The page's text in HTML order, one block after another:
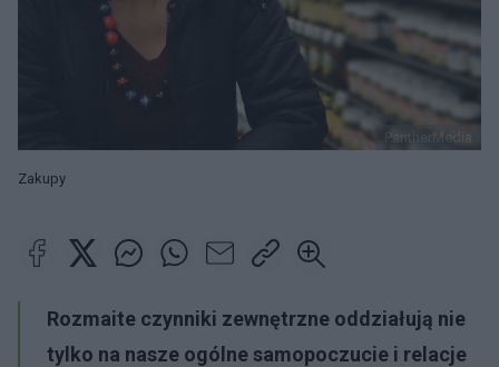
PantherMedia
Zakupy
Rozmaite czynniki zewnętrzne oddziałują nie
tylko na nasze ogólne samopoczucie i relacje